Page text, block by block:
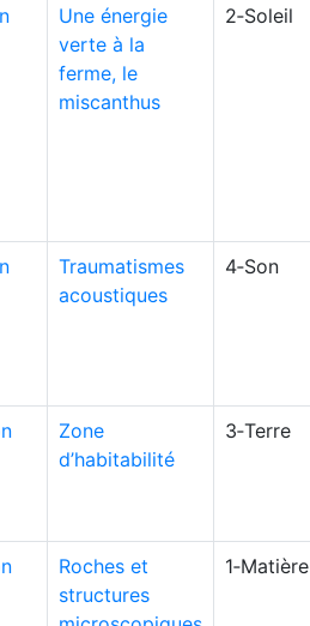
Une énergie
verte à la
ferme, le
miscanthus
2‑Soleil
Traumatismes
acoustiques
4‑Son
Zone
d’habitabilité
3‑Terre
Roches et
structures
1‑Matière